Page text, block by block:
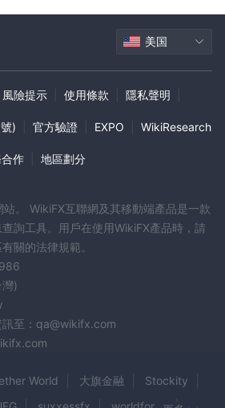
美国
風險提示 使用條款 隱私聲明
) 官方驗證 EXPO WikiResearch
作 地區劃分
。 WikiFX互聯網及其移動端產品是一款
詢工具。用戶在使用WikiFX產品時，請
關的法律規範。
)
訊至：qa@wikifx.com
World 大旗金融
Stockity